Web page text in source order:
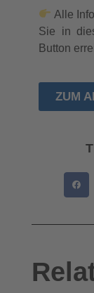
Alle
Sie in
Button
ZUM